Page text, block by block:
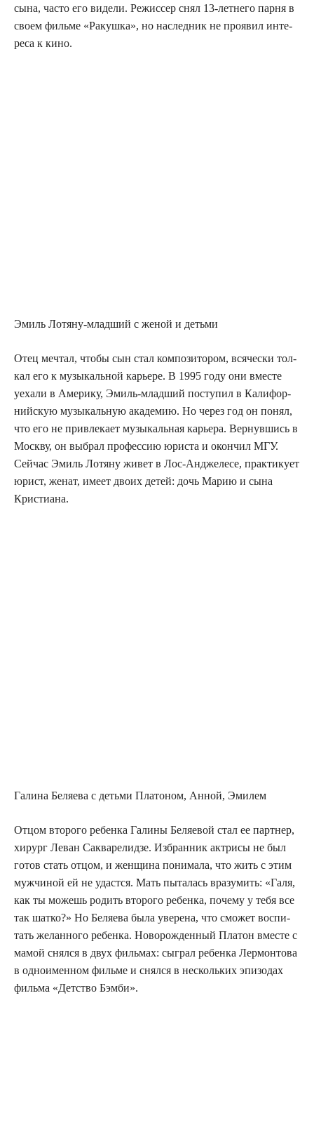
сына, часто его виде­ли. Режис­сер снял 13-лет­не­го пар­ня в
сво­ем филь­ме «Ракуш­ка», но наслед­ник не про­явил инте­
ре­са к кино.
Эмиль Лотя­ну-млад­ший с женой и детьми
Отец меч­тал, что­бы сын стал ком­по­зи­то­ром, вся­че­ски тол­
кал его к музы­каль­ной карье­ре. В 1995 году они вме­сте
уеха­ли в Аме­ри­ку, Эмиль-млад­ший посту­пил в Кали­фор­
ний­скую музы­каль­ную ака­де­мию. Но через год он понял,
что его не при­вле­ка­ет музы­каль­ная карье­ра. Вер­нув­шись в
Моск­ву, он выбрал про­фес­сию юри­ста и окон­чил МГУ.
Сей­час Эмиль Лотя­ну живет в Лос-Андже­ле­се, прак­ти­ку­ет
юрист, женат, име­ет дво­их детей: дочь Марию и сына
Кристиана.
Гали­на Беля­е­ва с детьми Пла­то­ном, Анной, Эмилем
Отцом вто­ро­го ребен­ка Гали­ны Беля­е­вой стал ее парт­нер,
хирург Леван Сак­ва­ре­лид­зе. Избран­ник актри­сы не был
готов стать отцом, и жен­щи­на пони­ма­ла, что жить с этим
муж­чи­ной ей не удаст­ся. Мать пыта­лась вра­зу­мить: «Галя,
как ты можешь родить вто­ро­го ребен­ка, поче­му у тебя все
так шат­ко?» Но Беля­е­ва была уве­ре­на, что смо­жет вос­пи­
тать желан­но­го ребен­ка. Ново­рож­ден­ный Пла­тон вме­сте с
мамой снял­ся в двух филь­мах: сыг­рал ребен­ка Лер­мон­то­ва
в одно­имен­ном филь­ме и снял­ся в несколь­ких эпи­зо­дах
филь­ма «Дет­ство Бэмби».